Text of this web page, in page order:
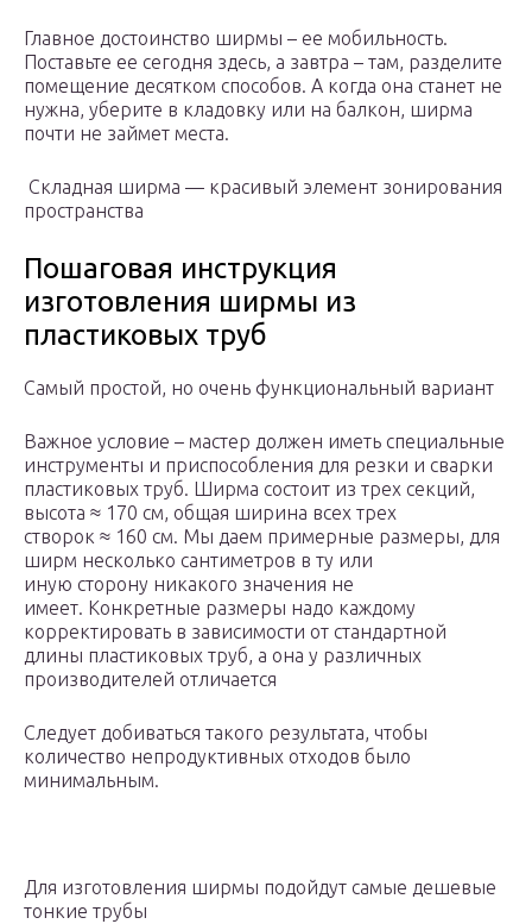
Главное достоинство ширмы – ее мобильность.
Поставьте ее сегодня здесь, а завтра – там, разделите
помещение десятком способов. А когда она станет не
нужна, уберите в кладовку или на балкон, ширма
почти не займет места.
Складная ширма — красивый элемент зонирования
пространства
Пошаговая инструкция
изготовления ширмы из
пластиковых труб
Самый простой, но очень функциональный вариант
Важное условие – мастер должен иметь специальные
инструменты и приспособления для резки и сварки
пластиковых труб. Ширма состоит из трех секций,
высота ≈ 170 см, общая ширина всех трех
створок ≈ 160 см. Мы даем примерные размеры, для
ширм несколько сантиметров в ту или
иную сторону никакого значения не
имеет. Конкретные размеры надо каждому
корректировать в зависимости от стандартной
длины пластиковых труб, а она у различных
производителей отличается
Следует добиваться такого результата, чтобы
количество непродуктивных отходов было
минимальным.
Для изготовления ширмы подойдут самые дешевые
тонкие трубы